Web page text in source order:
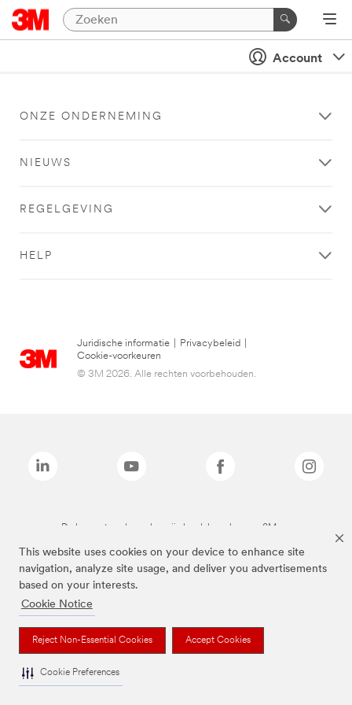
This website uses cookies on your device to enhance site
navigation, analyze site usage, and deliver you advertisements
based on your interests.
Cookie Notice
Reject Non-Essential Cookies Accept Cookies
Cookie Preferences
Account
ONZE ONDERNEMING
NIEUWS
REGELGEVING
HELP
Juridische informatie Privacybeleid
Cookie-voorkeuren
© 3M 2026. Alle rechten voorbehouden.
De bovenstaande merken zijn handelsmerken van 3M.we